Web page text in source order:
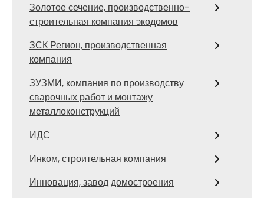
Золотое сечение, производственно-
строительная компания экодомов
ЗСК Регион, производственная
компания
ЗУЗМИ, компания по производству
сварочных работ и монтажу
металлоконструкций
ИДС
Инком, строительная компания
Инновация, завод домостроения